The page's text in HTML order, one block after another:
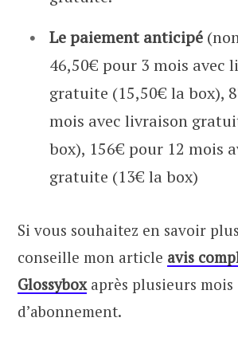
Le paiement anticipé
46,50€ pour 3 mois avec
gratuite (15,50€ la box),
mois avec livraison
box), 156€ pour 12 mois
gratuite (13€ la box)
Si vous souhaitez en savoir
conseille mon article avis
Glossyboxaprès plusieurs mois
d’abonnement.